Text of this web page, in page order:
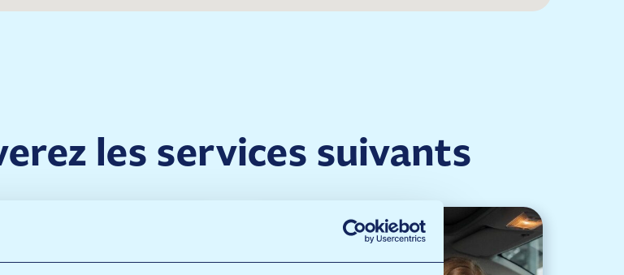
les services suivants